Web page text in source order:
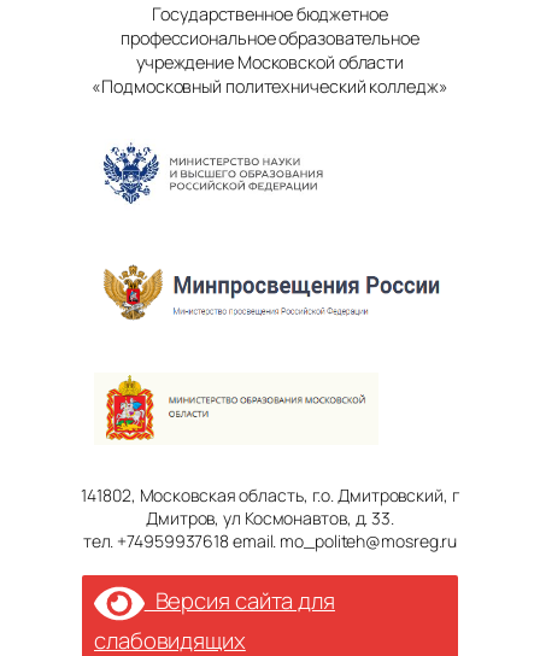
Государственное бюджетное
профессиональное образовательное
учреждение Московской области
«Подмосковный политехнический колледж»
141802, Московская область, г.о. Дмитровский, г
Дмитров, ул Космонавтов, д. 33.
тел. +74959937618 email. mo_politeh@mosreg.ru
Версия сайта для
слабовидящих